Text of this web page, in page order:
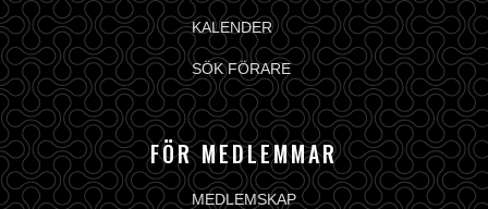
KALENDER
SÖK FÖRARE
FÖR MEDLEMMAR
MEDLEMSKAP